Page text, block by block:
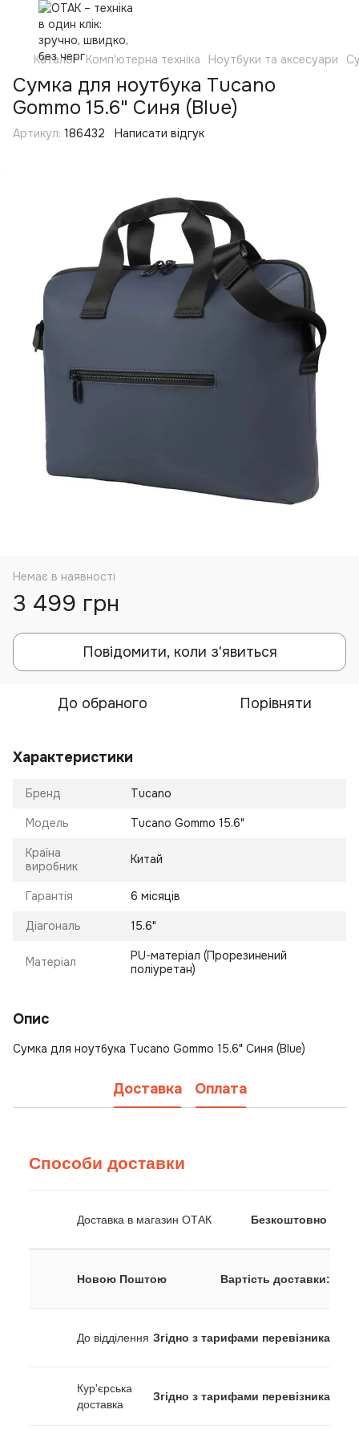
Каталог Комп'ютерна техніка Ноутбуки та аксесуари
Сумка для ноутбука Tucano
Gommo 15.6" Синя (Blue)
Артикул: 186432 Написати відгук
Немає в наявності
3 499 грн
Повідомити, коли з'явиться
До обраного Порівняти
Характеристики
Бренд Tucano
Модель Tucano Gommo 15.6"
Країна
виробник
Китай
Гарантія 6 місяців
Діагональ 15.6"
Матеріал
PU-матеріал (Прорезинений
поліуретан)
Опис
Сумка для ноутбука Tucano Gommo 15.6" Синя (Blue)
Доставка Оплата
Способи доставки
Доставка в магазин ОТАК Безкоштовно
Новою Поштою Вартість доставки:
До відділення Згідно з тарифами перевізника
Кур'єрська
доставка
Згідно з тарифами перевізника